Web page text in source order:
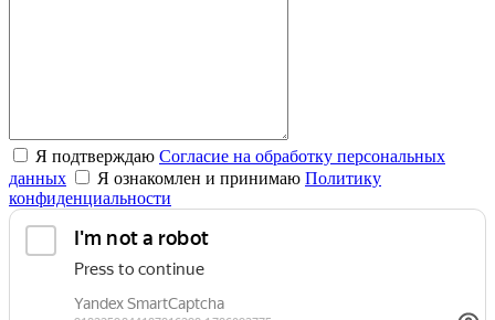
Я подтверждаю Согласие на обработку персональных
данных
Я ознакомлен и принимаю Политику
конфиденциальности